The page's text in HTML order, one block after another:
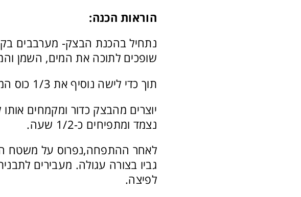
הוראות הכנה:
נתחיל בהכנת הבצק- מערבבים
שופכים לתוכה את המים, השמן
תוך כדי לישה נוסיף את 1/3 כוס המים הנוספת עד שנוצר בצק גמיש.
יוצרים מהבצק כדור ומקמחים
נצמד ומתפיחים כ-1/2 שעה.
לאחר ההתפחה,נפרוס על משטח
גביו בצורה עגולה. מעבירים
לפיצה.